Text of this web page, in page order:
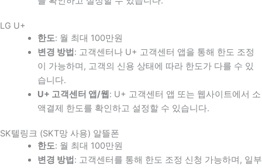
LG U+
한도: 월 최대 100만원
변경 방법 : 고객센터나 U+ 고객센터 앱을 통해 한도 조정
이 가능하며, 고객의 신용 상태에 따라 한도가 다를 수 있
습니다.
U+ 고객센터 앱/웹 : U+ 고객센터 앱 또는 웹사이트에서 소
액결제 한도를 확인하고 설정할 수 있습니다.
SK텔링크 (SKT망 사용) 알뜰폰
한도: 월 최대 100만원
변경 방법 : 고객센터를 통해 한도 조정 신청 가능하며, 일부